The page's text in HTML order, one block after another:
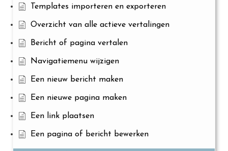
Templates importeren en exporteren
Overzicht van alle actieve vertalingen
Bericht of pagina vertalen
Navigatiemenu wijzigen
Een nieuw bericht maken
Een nieuwe pagina maken
Een link plaatsen
Een pagina of bericht bewerken